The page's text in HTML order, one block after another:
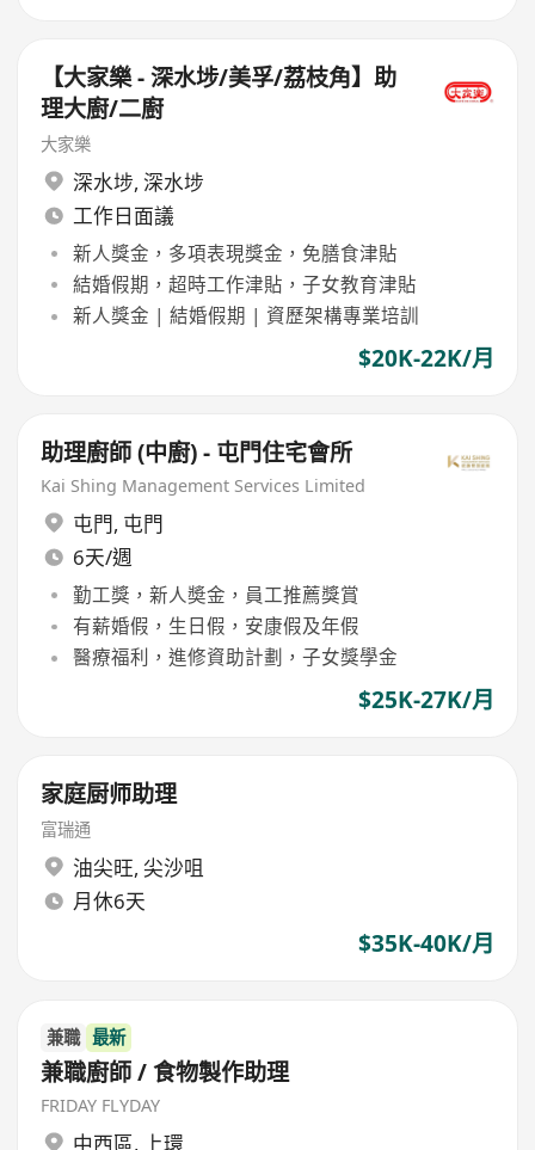
【大家樂 - 深水埗/美孚/荔枝角】助
理大廚/二廚
大家樂
深水埗, 深水埗
工作日面議
新人獎金，多項表現獎金，免膳食津貼
結婚假期，超時工作津貼，子女教育津貼
新人獎金 | 結婚假期 | 資歷架構專業培訓
$20K-22K/月
助理廚師 (中廚) - 屯門住宅會所
Kai Shing Management Services Limited
屯門, 屯門
6天/週
勤工獎，新人奬金，員工推薦獎賞
有薪婚假，生日假，安康假及年假
醫療福利，進修資助計劃，子女獎學金
$25K-27K/月
家庭厨师助理
富瑞通
油尖旺, 尖沙咀
月休6天
$35K-40K/月
兼職 最新
兼職廚師 / 食物製作助理
FRIDAY FLYDAY
中西區, 上環